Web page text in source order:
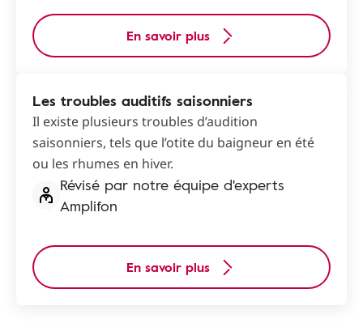
En savoir plus
Les troubles auditifs saisonniers
Il existe plusieurs troubles d’audition
saisonniers, tels que l’otite du baigneur en été
ou les rhumes en hiver.
Révisé par notre équipe d'experts
Amplifon
En savoir plus